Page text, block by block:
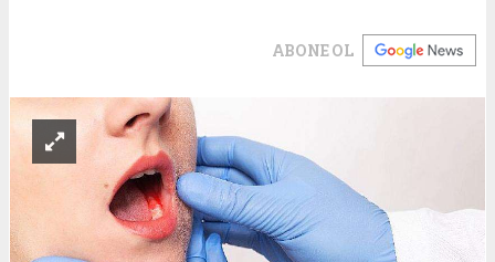
ABONE OL